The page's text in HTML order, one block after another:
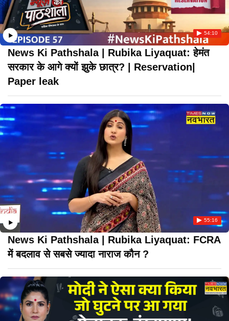
54:10
News Ki Pathshala | Rubika Liyaquat: हेमंत
सरकार के आगे क्यों झुके छात्र? | Reservation|
Paper leak
55:16
News Ki Pathshala | Rubika Liyaquat: FCRA
में बदलाव से सबसे ज्यादा नाराज कौन ?